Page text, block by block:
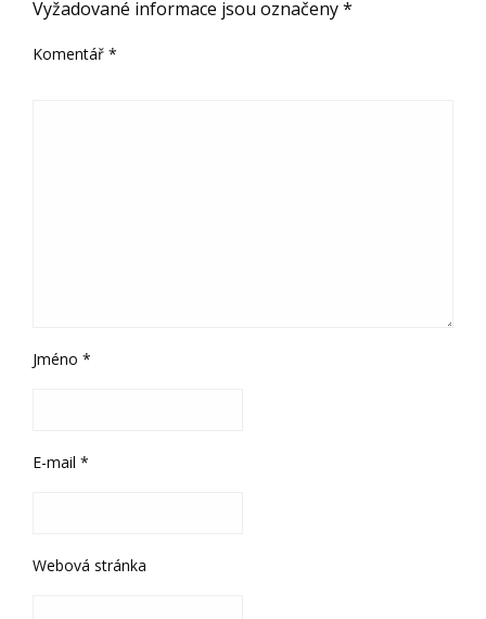
Vyžadované informace jsou označeny*
Komentář *
Jméno *
E-mail *
Webová stránka